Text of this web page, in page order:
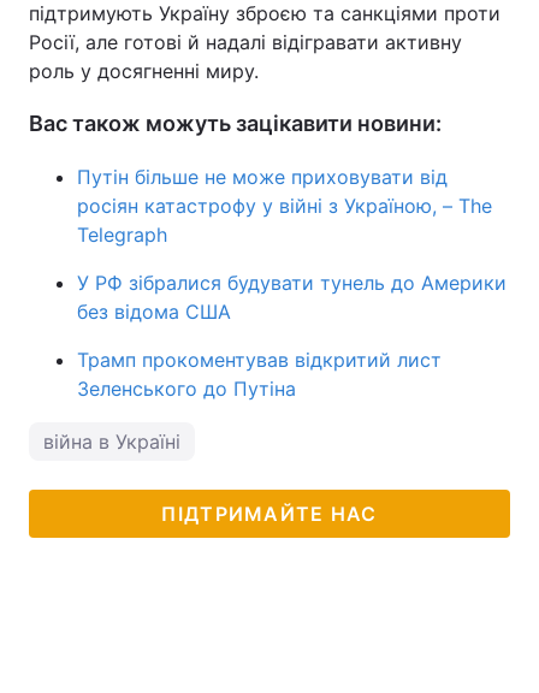
підтримують Україну зброєю та санкціями проти
Росії, але готові й надалі відігравати активну
роль у досягненні миру.
Вас також можуть зацікавити новини:
Путін більше не може приховувати від
росіян катастрофу у війні з Україною, – The
Telegraph
У РФ зібралися будувати тунель до Америки
без відома США
Трамп прокоментував відкритий лист
Зеленського до Путіна
війна в Україні
ПІДТРИМАЙТЕ НАС